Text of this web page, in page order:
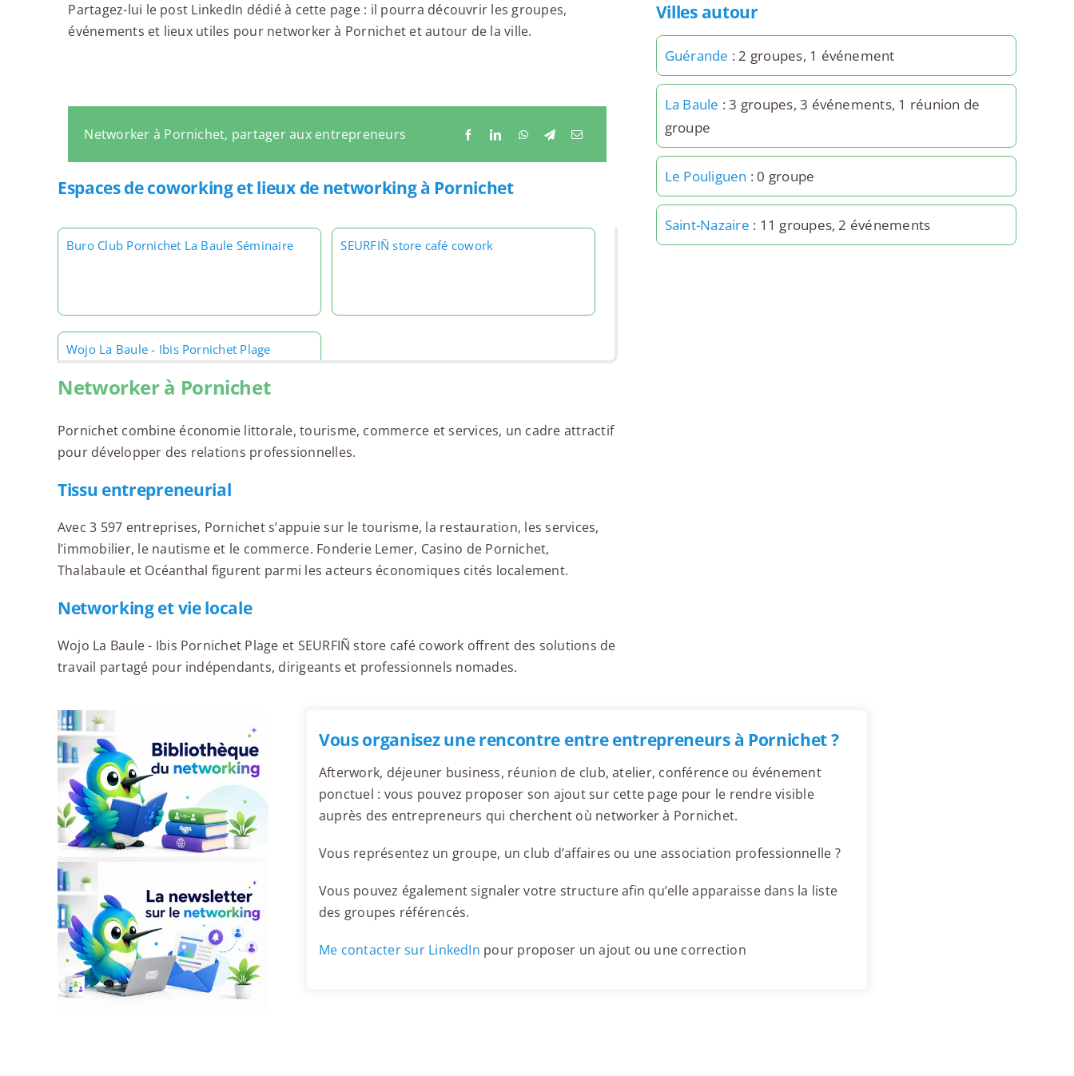
Partagez-lui le post LinkedIn dédié à cette page : il pourra découvrir les groupes,
événements et lieux utiles pour networker à Pornichet et autour de la ville.
Networker à Pornichet, partager aux entrepreneurs
Espaces de coworking et lieux de networking à Pornichet
Buro Club Pornichet La Baule Séminaire SEURFIÑ store café cowork
Wojo La Baule - Ibis Pornichet Plage
Networker à Pornichet
Pornichet combine économie littorale, tourisme, commerce et services, un cadre attractif
pour développer des relations professionnelles.
Tissu entrepreneurial
Avec 3 597 entreprises, Pornichet s’appuie sur le tourisme, la restauration, les services,
l’immobilier, le nautisme et le commerce. Fonderie Lemer, Casino de Pornichet,
Thalabaule et Océanthal figurent parmi les acteurs économiques cités localement.
Networking et vie locale
Wojo La Baule - Ibis Pornichet Plage et SEURFIÑ store café cowork offrent des solutions de
travail partagé pour indépendants, dirigeants et professionnels nomades.
Villes autour
Guérande : 2 groupes, 1 événement
La Baule : 3 groupes, 3 événements, 1 réunion de
groupe
Le Pouliguen : 0 groupe
Saint-Nazaire : 11 groupes, 2 événements
Vous organisez une rencontre entre entrepreneurs à Pornichet ?
Afterwork, déjeuner business, réunion de club, atelier, conférence ou événement
ponctuel : vous pouvez proposer son ajout sur cette page pour le rendre visible
auprès des entrepreneurs qui cherchent où networker à Pornichet.
Vous représentez un groupe, un club d’affaires ou une association professionnelle ?
Vous pouvez également signaler votre structure afin qu’elle apparaisse dans la liste
des groupes référencés.
Me contacter sur LinkedIn pour proposer un ajout ou une correction